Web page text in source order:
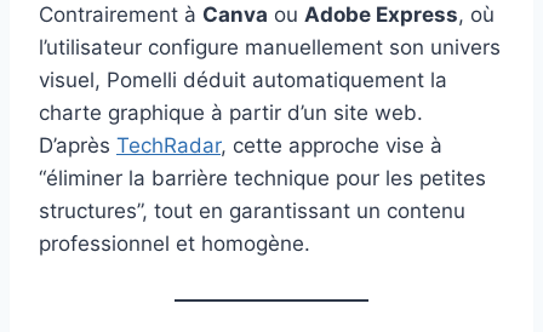
Contrairement à Canva ou Adobe Express, où
l’utilisateur configure manuellement son univers
visuel, Pomelli déduit automatiquement la
charte graphique à partir d’un site web.
D’après TechRadar, cette approche vise à
“éliminer la barrière technique pour les petites
structures”, tout en garantissant un contenu
professionnel et homogène.